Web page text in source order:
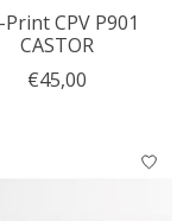
CPV P901
CASTOR
€45,00